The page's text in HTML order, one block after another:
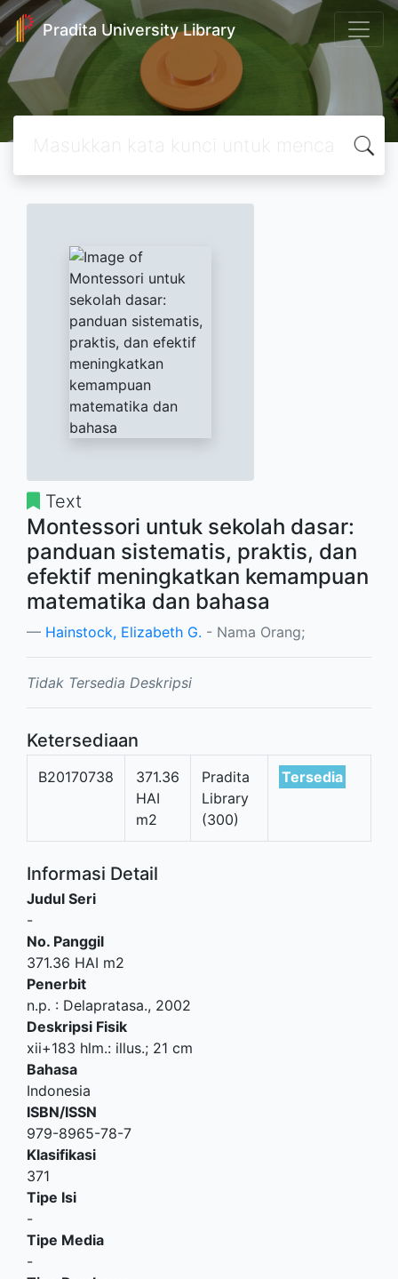
Pradita University Library
Text
Montessori untuk sekolah dasar:
panduan sistematis, praktis, dan
efektif meningkatkan kemampuan
matematika dan bahasa
Hainstock, Elizabeth G. - Nama Orang;
Tidak Tersedia Deskripsi
Ketersediaan
B20170738
371.36
HAI
m2
Pradita
Library
(300)
Tersedia
Informasi Detail
Judul Seri
-
No. Panggil
371.36 HAI m2
Penerbit
n.p. : Delapratasa., 2002
Deskripsi Fisik
xii+183 hlm.: illus.; 21 cm
Bahasa
Indonesia
ISBN/ISSN
979-8965-78-7
Klasifikasi
371
Tipe Isi
-
Tipe Media
-